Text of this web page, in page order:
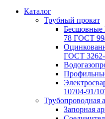
Каталог
Трубный прокат
Беcшовные
78 ГОСТ
ГОСТ
10704-91/
Трубопроводная
Запорная